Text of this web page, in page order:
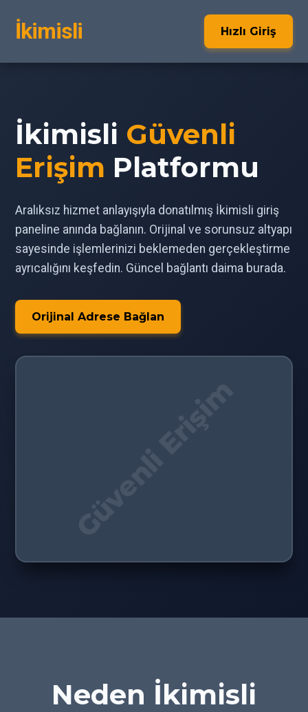
İkimisli Hızlı Giriş
İkimisli Güvenli
Erişim Platformu
Aralıksız hizmet anlayışıyla donatılmış İkimisli giriş
paneline anında bağlanın. Orijinal ve sorunsuz altyapı
sayesinde işlemlerinizi beklemeden gerçekleştirme
ayrıcalığını keşfedin. Güncel bağlantı daima burada.
Orijinal Adrese Bağlan
Neden İkimisli